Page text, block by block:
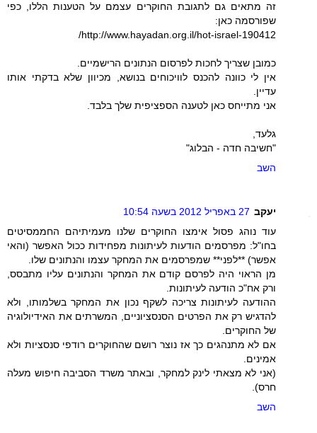
זה מתאים גם לתגובת החוקרים עצמם על הטענות הללו, כפי
שפורסמה כאן:
http://www.hayadan.org.il/hot-israel-190412/
כמובן שצריך לחכות לפרסום הנתונים הרישמיים.
אין לי כוונה להכנס לוויכוחים בנושא, מכיוון שלא בדקתי אותו
עדיין.
אני מתייחס כאן לטענה הספציפית שלך בלבד.
גלעד,
"חשיבה חדה - הבלוג"
השב
יעקב 27 באפריל 2012 בשעה 10:54
עוד נוהג פסול אימצו החוקרים שלנו מעמיתיהם החממסיטים
בחו"ל: מפרסמים הודעות לעיתונות מפחידות ככול האפשר (והאי
אפשר) **לפני** שמפרסמים את המחקר עצמו והנתונים שלו.
מן הראוי היה לפרסם קודם את המחקר והנתונים עליו מתבסס,
ורק אח"כ הודעה לעיתונות.
ההודעה לעיתונות צריכה לשקף נכון את המחקר בשלמותו, ולא
להדגיש רק את הפרטים הסנסציוניים, המשרתים את האידיולוגיה
של החוקרים.
אם לא מתנהגים כך אז נוצר רושם שהחוקרים רודפי סנסציות ולא
אמינים.
(אני לא מצאתי לינק למחקר, ובאתר משרד הסביבה חיפוש מעלה
חרס).
השב